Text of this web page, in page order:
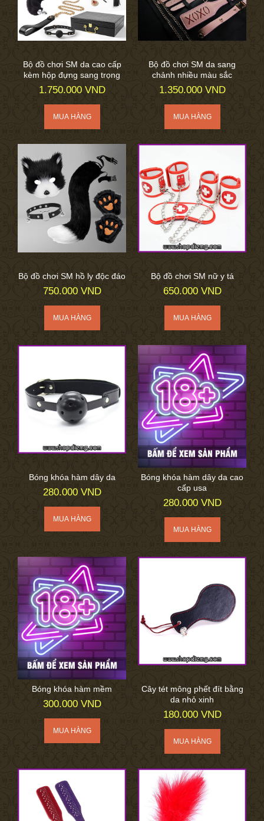
Bộ đồ chơi SM da cao cấp
kèm hộp đựng sang trọng
1.750.000 VND
Bộ đồ chơi SM da sang
chảnh nhiều màu sắc
1.350.000 VND
Bộ đồ chơi SM hồ ly độc đáo
750.000 VND
Bộ đồ chơi SM nữ y tá
650.000 VND
Bóng khóa hàm dây da
280.000 VND
Bóng khóa hàm dây da cao
cấp usa
280.000 VND
Bóng khóa hàm mềm
300.000 VND
Cây tét mông phết đít bằng
da nhỏ xinh
180.000 VND